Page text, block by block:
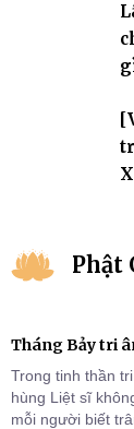
Phật
Tháng Bảy tri
Trong tinh thần
hùng Liệt sĩ
mỗi người biết